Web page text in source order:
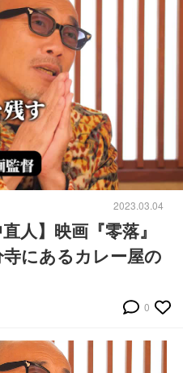
2023.03.04
人】映画『零落』
にあるカレー屋の
0